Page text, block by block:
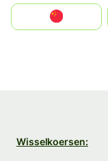
中國香港特別行政區
Wisselkoersen: